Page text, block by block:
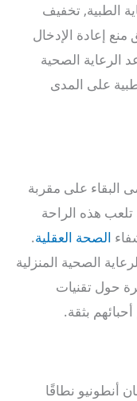
الطبية, تخفيف
منع إعادة الإدخال
الرعاية الصحية
على المدى
البقاء على مقربة
هذه الراحة
الصحة العقلية.
الصحية المنزلية
حول تقنيات
بثقة.
أنطونيو نطاقًا